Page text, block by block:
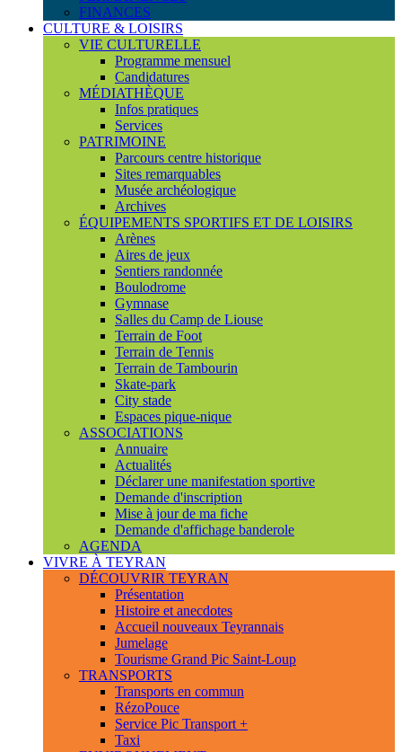
FINANCES
CULTURE & LOISIRS
VIE CULTURELLE
Programme mensuel
Candidatures
MÉDIATHÈQUE
Infos pratiques
Services
PATRIMOINE
Parcours centre historique
Sites remarquables
Musée archéologique
Archives
ÉQUIPEMENTS SPORTIFS ET DE LOISIRS
Arènes
Aires de jeux
Sentiers randonnée
Boulodrome
Gymnase
Salles du Camp de Liouse
Terrain de Foot
Terrain de Tennis
Terrain de Tambourin
Skate-park
City stade
Espaces pique-nique
ASSOCIATIONS
Annuaire
Actualités
Déclarer une manifestation sportive
Demande d'inscription
Mise à jour de ma fiche
Demande d'affichage banderole
AGENDA
VIVRE À TEYRAN
DÉCOUVRIR TEYRAN
Présentation
Histoire et anecdotes
Accueil nouveaux Teyrannais
Jumelage
Tourisme Grand Pic Saint-Loup
TRANSPORTS
Transports en commun
RézoPouce
Service Pic Transport +
Taxi